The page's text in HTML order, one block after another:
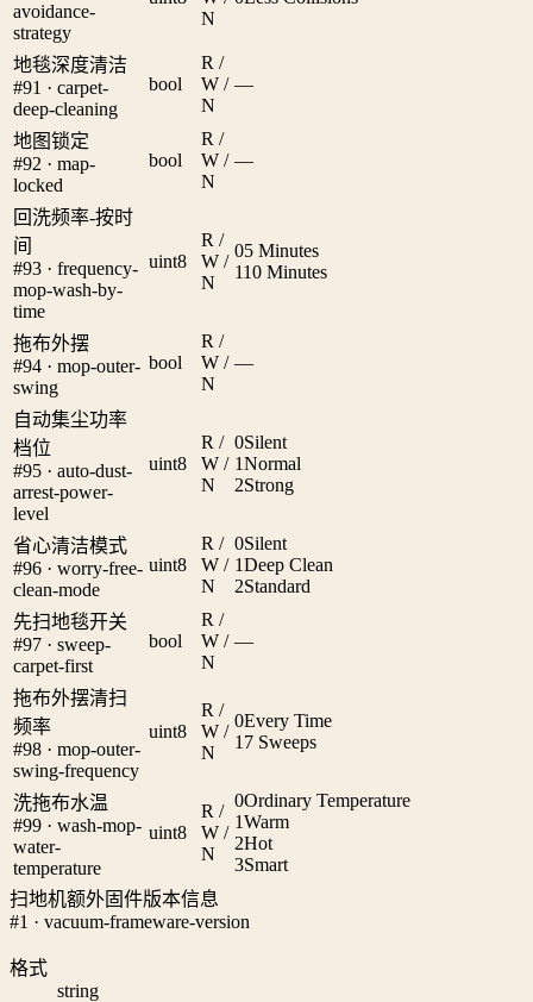
avoidance-
strategy
N
地毯深度清洁
#91 · carpet-
deep-cleaning
bool
R /
W /
N
—
地图锁定
#92 · map-
locked
bool
R /
W /
N
—
回洗频率-按时
间
#93 · frequency-
mop-wash-by-
time
uint8
R /
W /
N
05 Minutes
110 Minutes
拖布外摆
#94 · mop-outer-
swing
bool
R /
W /
N
—
自动集尘功率
档位
#95 · auto-dust-
arrest-power-
level
uint8
R /
W /
N
0Silent
1Normal
2Strong
省心清洁模式
#96 · worry-free-
clean-mode
uint8
R /
W /
N
0Silent
1Deep Clean
2Standard
先扫地毯开关
#97 · sweep-
carpet-first
bool
R /
W /
N
—
拖布外摆清扫
频率
#98 · mop-outer-
swing-frequency
uint8
R /
W /
N
0Every Time
1 7 Sweeps
洗拖布水温
#99 · wash-mop-
water-
temperature
uint8
R /
W /
N
0Ordinary Temperature
1Warm
2Hot
3Smart
扫地机额外固件版本信息
#1 · vacuum-frameware-version
格式
string